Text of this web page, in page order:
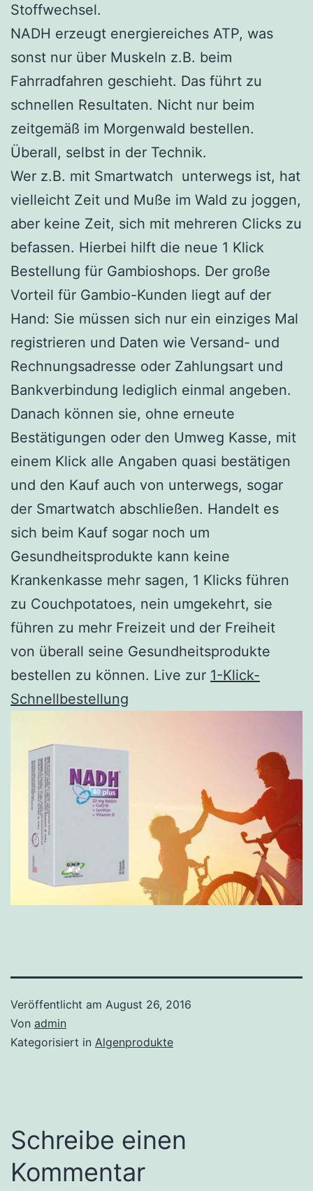
Stoffwechsel.
NADH erzeugt energiereiches ATP, was
sonst nur über Muskeln z.B. beim
Fahrradfahren geschieht. Das führt zu
schnellen Resultaten. Nicht nur beim
zeitgemäß im Morgenwald bestellen.
Überall, selbst in der Technik.
Wer z.B. mit Smartwatch unterwegs ist, hat
vielleicht Zeit und Muße im Wald zu joggen,
aber keine Zeit, sich mit mehreren Clicks zu
befassen. Hierbei hilft die neue 1 Klick
Bestellung für Gambioshops. Der große
Vorteil für Gambio-Kunden liegt auf der
Hand: Sie müssen sich nur ein einziges Mal
registrieren und Daten wie Versand- und
Rechnungsadresse oder Zahlungsart und
Bankverbindung lediglich einmal angeben.
Danach können sie, ohne erneute
Bestätigungen oder den Umweg Kasse, mit
einem Klick alle Angaben quasi bestätigen
und den Kauf auch von unterwegs, sogar
der Smartwatch abschließen. Handelt es
sich beim Kauf sogar noch um
Gesundheitsprodukte kann keine
Krankenkasse mehr sagen, 1 Klicks führen
zu Couchpotatoes, nein umgekehrt, sie
führen zu mehr Freizeit und der Freiheit
von überall seine Gesundheitsprodukte
bestellen zu können. Live zur 1-Klick-
Schnellbestellung
Veröffentlicht am August 26, 2016
Von admin
Kategorisiert in Algenprodukte
Schreibe einen
Kommentar